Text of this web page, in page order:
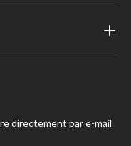
directement par e-mail